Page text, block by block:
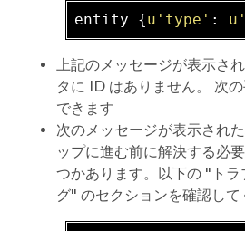
entity {u'type' :
上記のメッセージが表示さ
タに ID はありません。 次
できます
次のメッセージが表示され
ップに進む前に解決する必
つかあります。以下の "ト
グ" のセクションを確認して